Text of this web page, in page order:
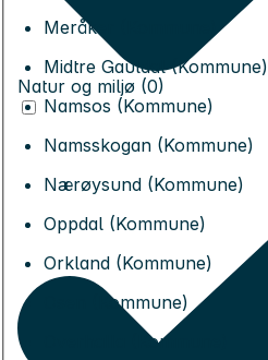
Meråker (Kommune)
Midtre Gauldal (Kommune)
Namsos (Kommune)
Namsskogan (Kommune)
Nærøysund (Kommune)
Oppdal (Kommune)
Orkland (Kommune)
Osen (Kommune)
Overhalla (Kommune)
Natur og miljø (0)